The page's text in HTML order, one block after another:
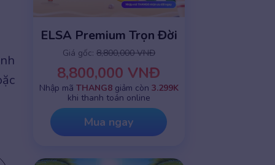
ELSA Premium Trọn Đời
Giá gốc: 8,800,000 VNĐ
8,800,000 VNĐ
Nhập mã THANG8giảm còn 3.299K
khi thanh toán online
Mua ngay